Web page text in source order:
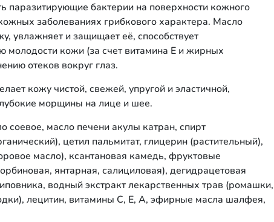
паразитирующие бактерии на поверхности кожного
заболеваниях грибкового характера. Масло
увлажняет и защищает её, способствует
кожи (за счет витамина Е и жирных
отеков вокруг глаз.
кожу чистой, свежей, упругой и эластичной,
морщины на лице и шее.
соевое, масло печени акулы катран, спирт
цетил пальмитат, глицерин (растительный),
масло), ксантановая камедь, фруктовые
янтарная, салициловая), дегидрацетовая
водный экстракт лекарственных трав (ромашки,
лецитин, витамины С, Е, А, эфирные масла шалфея,